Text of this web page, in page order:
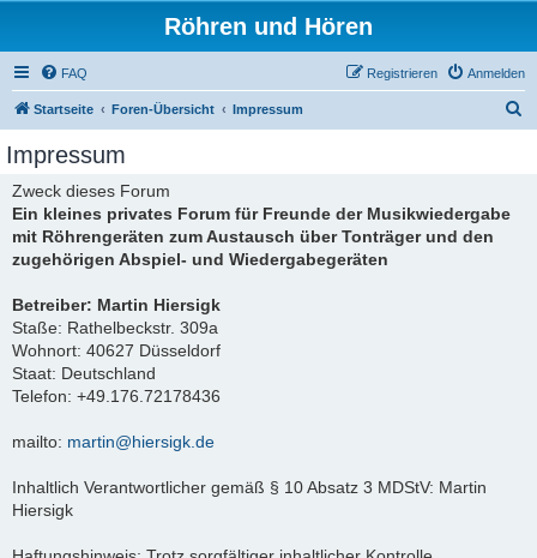
Röhren und Hören
FAQ Anmelden
Registrieren
Startseite Foren-Übersicht Impressum
Impressum
Zweck dieses Forum
Ein kleines privates Forum für Freunde der Musikwiedergabe
mit Röhrengeräten zum Austausch über Tonträger und den
zugehörigen Abspiel- und Wiedergabegeräten
Betreiber: Martin Hiersigk
Staße: Rathelbeckstr. 309a
Wohnort: 40627 Düsseldorf
Staat: Deutschland
Telefon: +49.176.72178436
mailto: martin@hiersigk.de
Inhaltlich Verantwortlicher gemäß § 10 Absatz 3 MDStV: Martin
Hiersigk